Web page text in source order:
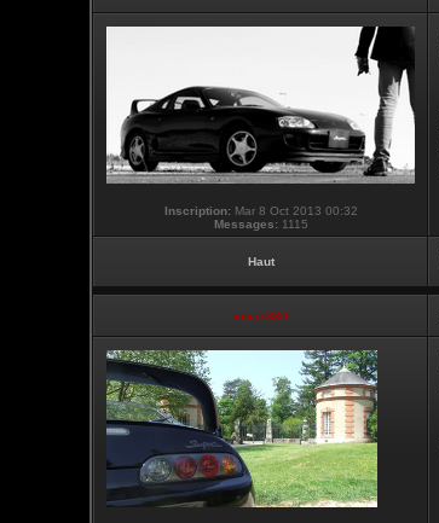
Inscription:Mar 8 Oct 2013 00:32
Messages:1115
Haut
vmax330